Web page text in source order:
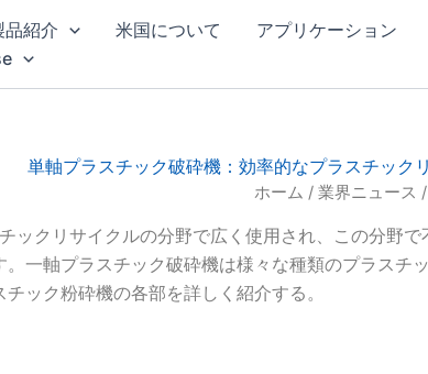
品紹介 米国について アプリケーション
単軸プラスチック破砕機：効率的なプラスチック
ホーム / 業界ニュース
ックリサイクルの分野で広く使用され、この分野
一軸プラスチック破砕機は様々な種類のプラスチ
ック粉砕機の各部を詳しく紹介する。